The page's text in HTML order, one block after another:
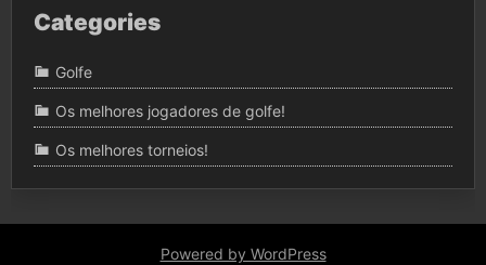
Categories
Golfe
Os melhores jogadores de golfe!
Os melhores torneios!
Powered by WordPress